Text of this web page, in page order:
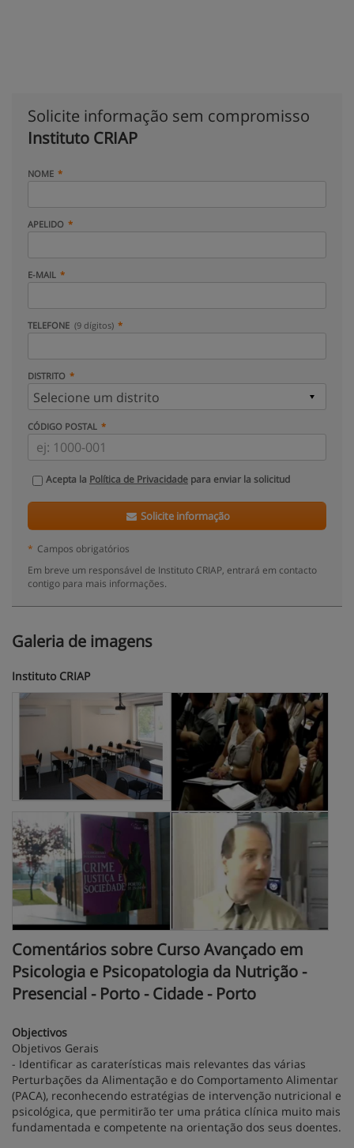
Solicite informação sem compromisso
Instituto CRIAP
NOME
APELIDO
E-MAIL
TELEFONE (9 dígitos)
DISTRITO
CÓDIGO POSTAL
Acepta la Política de Privacidade para enviar la solicitud
Solicite informação
* Campos obrigatórios
Em breve um responsável de Instituto CRIAP, entrará em contacto
contigo para mais informações.
Galeria de imagens
Instituto CRIAP
Comentários sobre Curso Avançado em
Psicologia e Psicopatologia da Nutrição -
Presencial - Porto - Cidade - Porto
Objectivos
Objetivos Gerais
- Identificar as caraterísticas mais relevantes das várias
Perturbações da Alimentação e do Comportamento Alimentar
(PACA), reconhecendo estratégias de intervenção nutricional e
psicológica, que permitirão ter uma prática clínica muito mais
fundamentada e competente na orientação dos seus doentes.